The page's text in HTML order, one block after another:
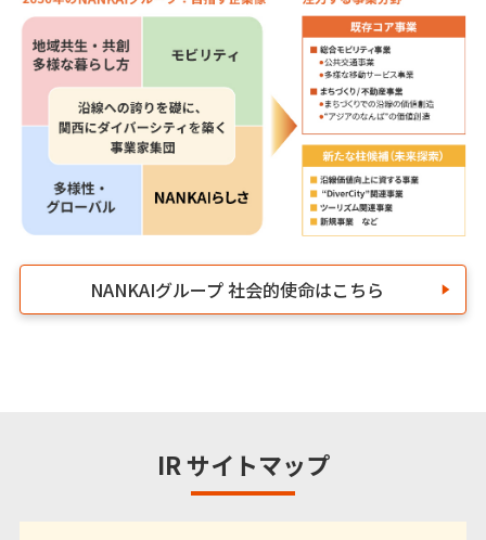
NANKAIグループ 社会的使命はこちら
IR サイトマップ